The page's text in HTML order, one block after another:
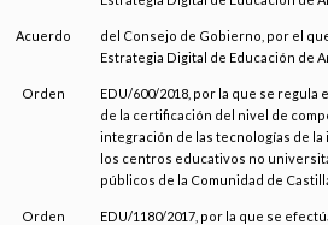
Acuerdo
del Consejo de Gobierno, por el
Estrategia Digital de Educación de
Orden
EDU/600/2018, por la que se
de la certificación del nivel de
integración de las tecnologías de
los centros educativos no
públicos de la Comunidad de
Orden
EDU/1180/2017, por la que se